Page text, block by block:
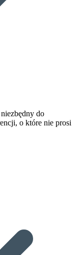
do
o które nie prosi